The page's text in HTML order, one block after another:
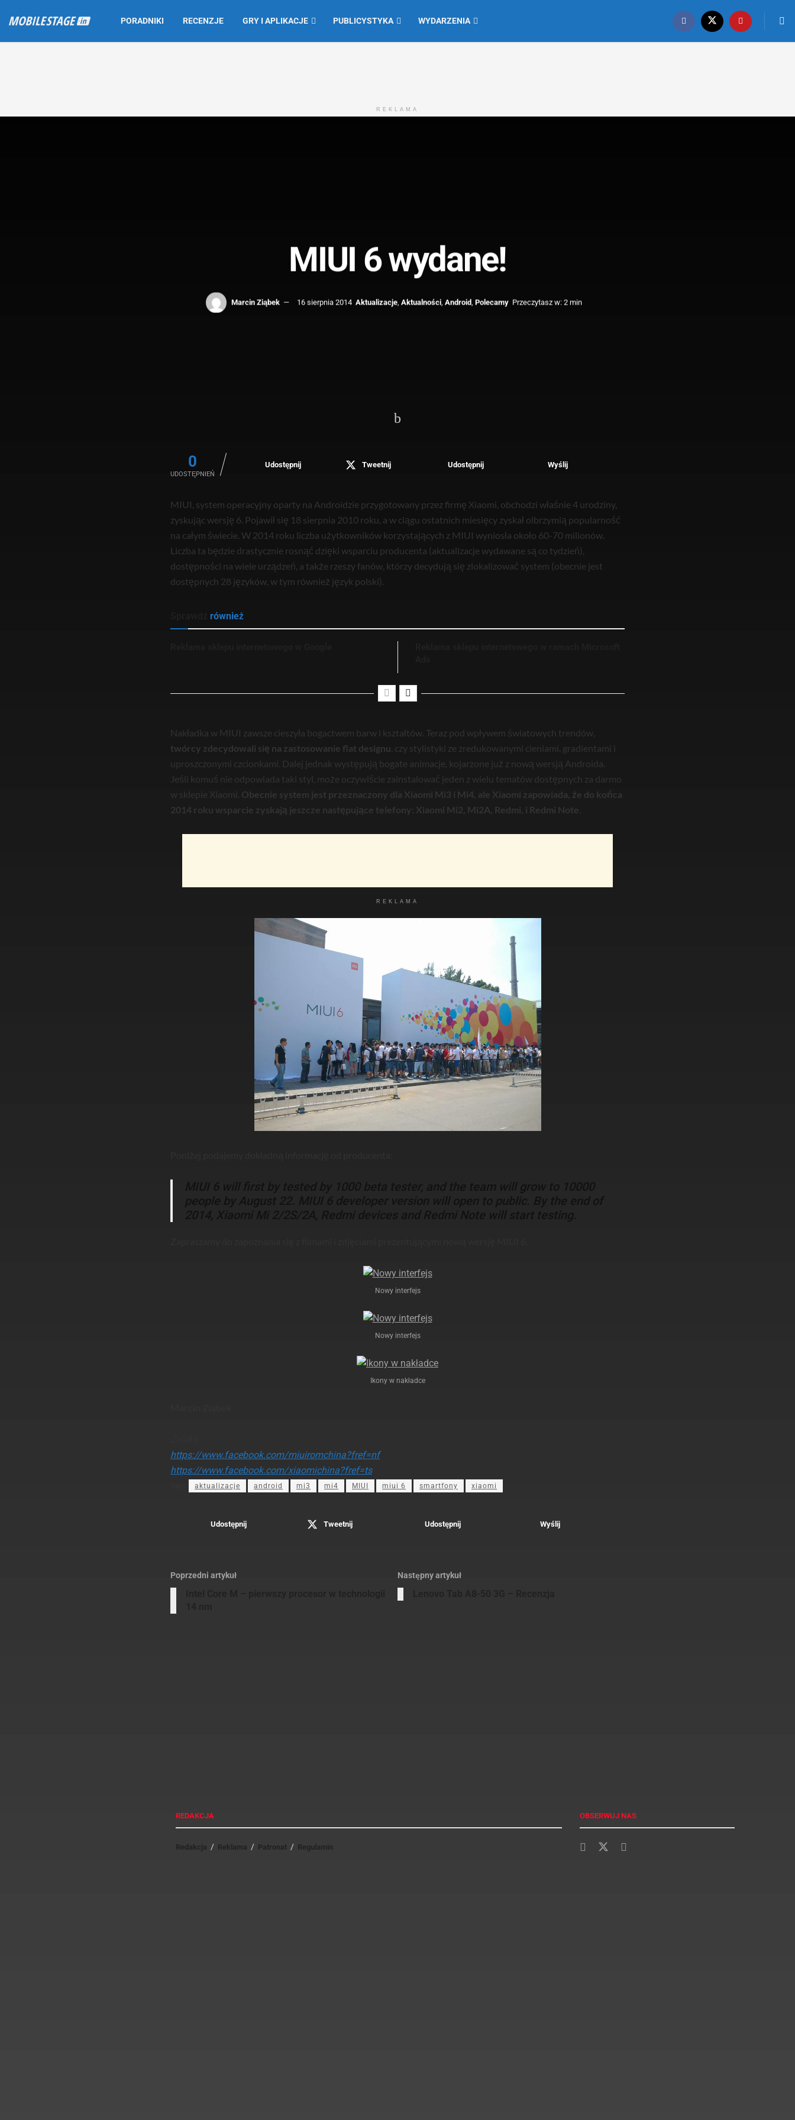
PORADNIKI RECENZJE GRY I APLIKACJE PUBLICYSTYKA WYDARZENIA
REKLAMA
MIUI 6 wydane!
Marcin Ziąbek 16 sierpnia 2014 Aktualizacje, Aktualności, Android, Polecamy Przeczytasz w: 2 min
0
UDOSTĘPNIEŃ
Udostępnij Tweetnij Udostępnij Wyślij
MIUI, system operacyjny oparty na Androidzie przygotowany przez firmę Xiaomi, obchodzi właśnie 4 urodziny,
zyskując wersję 6. Pojawił się 18 sierpnia 2010 roku, a w ciągu ostatnich miesięcy zyskał olbrzymią popularność
na całym świecie. W 2014 roku liczba użytkowników korzystających z MIUI wyniosła około 60-70 milionów.
Liczba ta będzie drastycznie rosnąć dzięki wsparciu producenta (aktualizacje wydawane są co tydzień),
dostępności na wiele urządzeń, a także rzeszy fanów, którzy decydują się zlokalizować system (obecnie jest
dostępnych 28 języków, w tym również język polski).
również
Nakładka w MIUI zawsze cieszyła bogactwem barw i kształtów. Teraz pod wpływem światowych trendów,
twórcy zdecydowali się na zastosowanie flat designu , czy stylistyki ze zredukowanymi cieniami, gradientami i
uproszczonymi czcionkami. Dalej jednak występują bogate animacje, kojarzone już z nową wersją Androida.
Jeśli komuś nie odpowiada taki styl, może oczywiście zainstalować jeden z wielu tematów dostępnych za darmo
w sklepie Xiaomi. Obecnie system jest przeznaczony dla Xiaomi Mi3 i Mi4, ale Xiaomi zapowiada, że do końca
2014 roku wsparcie zyskają jeszcze następujące telefony: Xiaomi Mi2, Mi2A, Redmi, i Redmi Note
REKLAMA
Nowy interfejs
Nowy interfejs
Ikony w nakładce
https://www.facebook.com/miuiromchina?fref=nf
https://www.facebook.com/xiaomichina?fref=ts
aktualizacje android mi3 mi4 MIUI miui 6 smartfony xiaomi
Udostępnij Tweetnij Udostępnij Wyślij
Poprzedni artykuł Następny artykuł
REDAKCJA
Redakcja Reklama Patronat Regulamin
OBSERWUJ NAS